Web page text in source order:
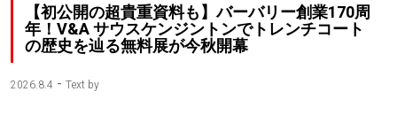
【初公開の超貴重資料も】バーバリー創業170周
年！V&A サウスケンジントンでトレンチコート
の歴史を辿る無料展が今秋開幕
2026.8.4 - Text by